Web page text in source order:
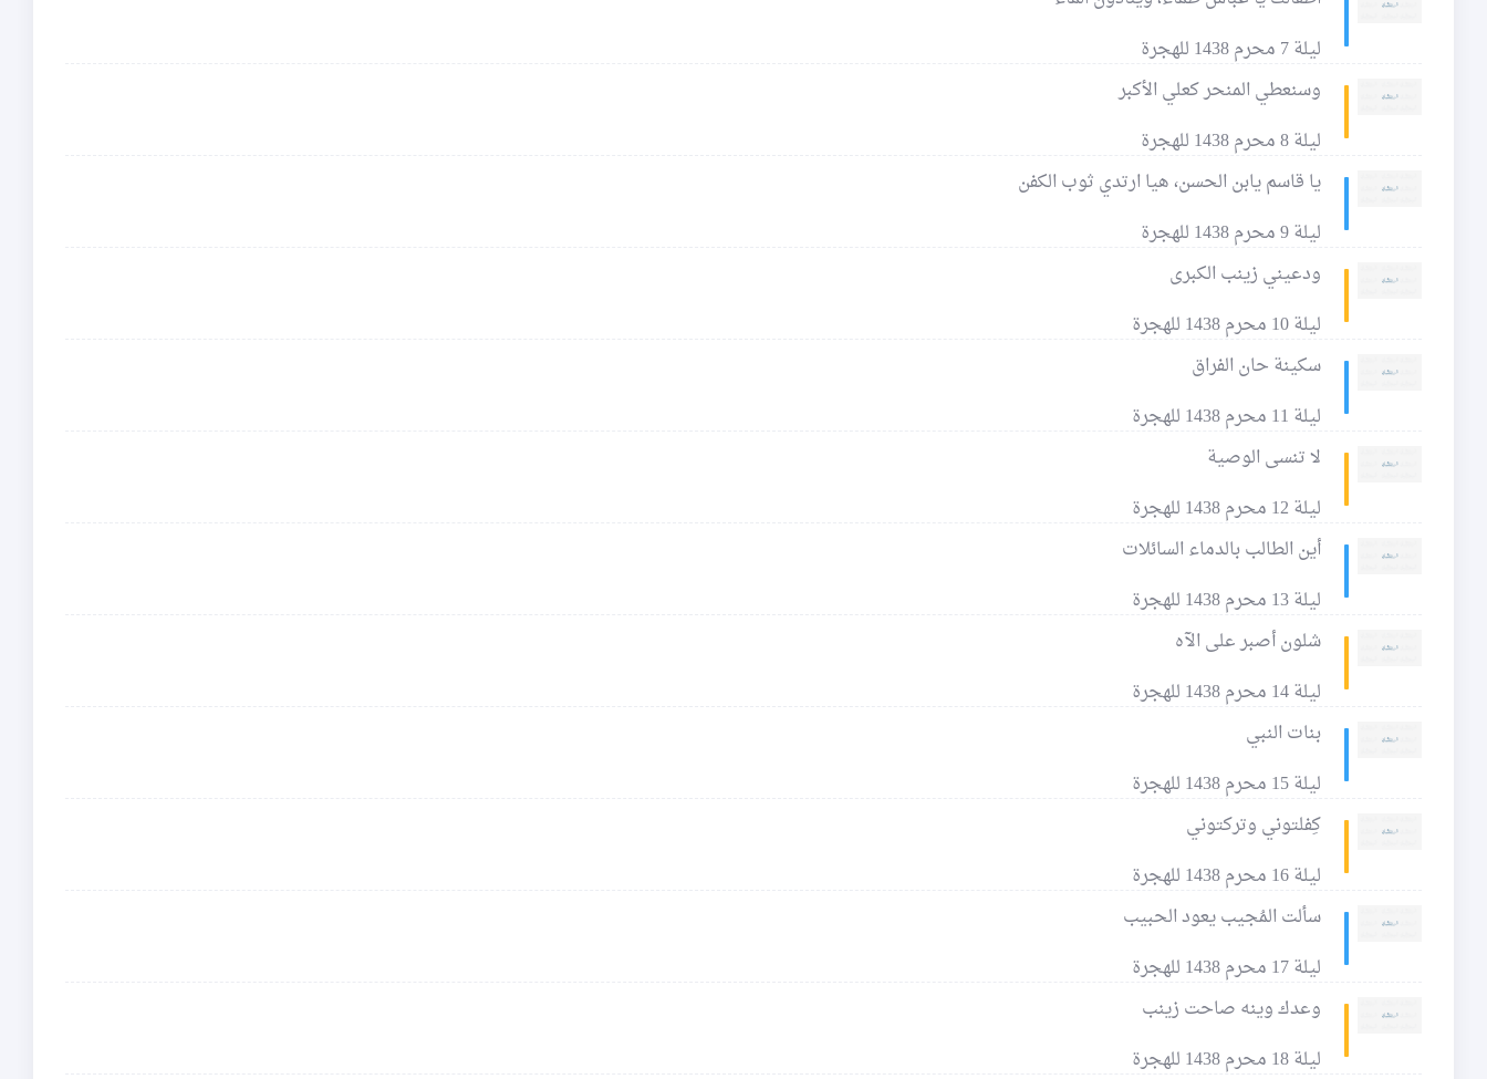
ليلة 7 محرم 1438 للهجرة
وسنعطي المنحر كعلي الأكبر
ليلة 8 محرم 1438 للهجرة
يا قاسم يابن الحسن، هيا ارتدي ثوب الكفن
ليلة 9 محرم 1438 للهجرة
ودعيني زينب الكبرى
ليلة 10 محرم 1438 للهجرة
سكينة حان الفراق
ليلة 11 محرم 1438 للهجرة
لا تنسى الوصية
ليلة 12 محرم 1438 للهجرة
أين الطالب بالدماء السائلات
ليلة 13 محرم 1438 للهجرة
شلون أصبر على الآه
ليلة 14 محرم 1438 للهجرة
بنات النبي
ليلة 15 محرم 1438 للهجرة
كِفلتوني وتركتوني
ليلة 16 محرم 1438 للهجرة
سألت المُجيب يعود الحبيب
ليلة 17 محرم 1438 للهجرة
وعدك وينه صاحت زينب
ليلة 18 محرم 1438 للهجرة